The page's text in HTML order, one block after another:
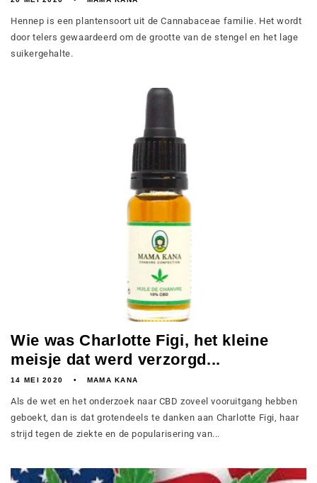
Hennep is een plantensoort uit de Cannabaceae familie. Het wordt
door telers gewaardeerd om de grootte van de stengel en het lage
suikergehalte.
Wie was Charlotte Figi, het kleine
meisje dat werd verzorgd...
14 MEI 2020 MAMA KANA
Als de wet en het onderzoek naar CBD zoveel vooruitgang hebben
geboekt, dan is dat grotendeels te danken aan Charlotte Figi, haar
strijd tegen de ziekte en de popularisering van...